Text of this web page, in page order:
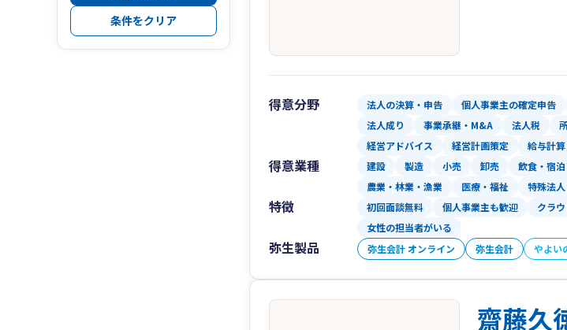
条件をクリア
得意分野 法人の決算・申告 個人事業主の確定申告
法人成り
事業承継・M&A 法人税
経営アドバイス
経営計画策定 給与計算
得意業種 建設 製造 小売 卸売 飲食・宿泊
農業・林業・漁業
医療・福祉 特殊法人
特徴 初回面談無料 個人事業主も歓迎 クラ
女性の担当者がいる
弥生製品 弥生会計 オンライン 弥生会計 やよい
齋藤久